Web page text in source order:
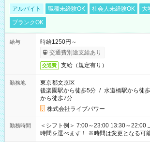
アルバイト 職種未経験OK 社会人未経験OK
大
ブランクOK
給与
時給1250円～
交通費別途支給あり
交通費 支給（規定有り）
勤務地
東京都文京区
後楽園駅から徒歩5分 / 水道橋駅から徒
から徒歩7分
株式会社ライブパワー
勤務時間
＜シフト例＞ 7:00～23:00 13:30～22:00 上記の時間から好きな
時間を選べます！ ※時間は変更となる可